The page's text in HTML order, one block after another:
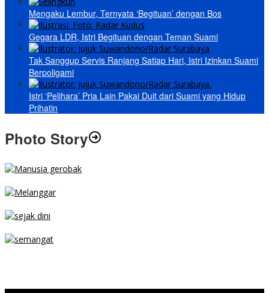
Mengaku Lembur, Ternyata ‘Begituan’ dengan Bos
Gegara LDR, Istri Begituan dengan Teman Suami
Tak Sanggup Servis Ranjang Satiap Hari, Istri Izinkan Suami
Berpoligami
Istri ‘Pelihara’ Pria Lain Pakai Duit dari Suami yang Hidup
Prihatin
Photo Story